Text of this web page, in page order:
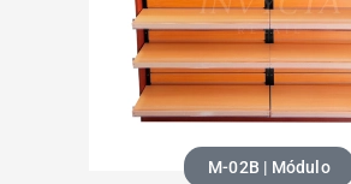
M-02B | Módulo